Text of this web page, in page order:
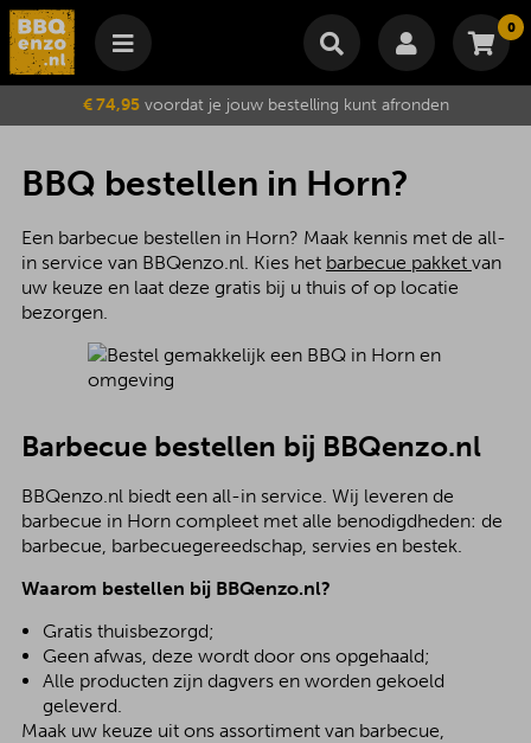
0
Winkelmand
Je winkelwagen is momenteel leeg.
Subtotaal €
Wijzig winkelmand Bestellen
€ 74,95voordat je jouw bestelling kunt afronden
BBQ bestellen in Horn?
Een barbecue bestellen in Horn? Maak kennis met de all-
in service van BBQenzo.nl. Kies het barbecue pakket van
uw keuze en laat deze gratis bij u thuis of op locatie
bezorgen.
Barbecue bestellen bij BBQenzo.nl
BBQenzo.nl biedt een all-in service. Wij leveren de
barbecue in Horn compleet met alle benodigdheden: de
barbecue, barbecuegereedschap, servies en bestek.
Waarom bestellen bij BBQenzo.nl?
Gratis thuisbezorgd;
Geen afwas, deze wordt door ons opgehaald;
Alle producten zijn dagvers en worden gekoeld
geleverd.
Maak uw keuze uit ons assortiment van barbecue,